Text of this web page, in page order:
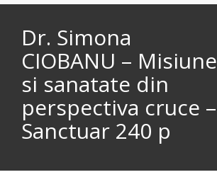
Dr. Simona
CIOBANU – Misiune
si sanatate din
perspectiva cruce –
Sanctuar 240 p